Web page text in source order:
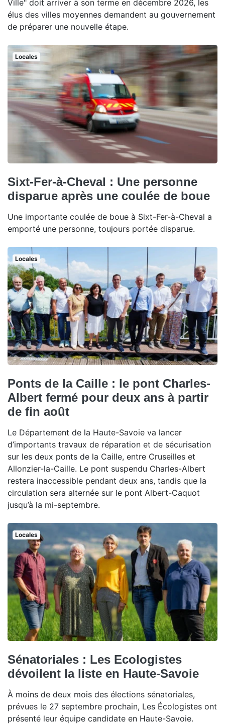
Ville" doit arriver à son terme en décembre 2026, les
élus des villes moyennes demandent au gouvernement
de préparer une nouvelle étape.
Locales
Sixt-Fer-à-Cheval : Une personne
disparue après une coulée de boue
Une importante coulée de boue à Sixt-Fer-à-Cheval a
emporté une personne, toujours portée disparue.
Locales
Ponts de la Caille : le pont Charles-
Albert fermé pour deux ans à partir
de fin août
Le Département de la Haute-Savoie va lancer
d’importants travaux de réparation et de sécurisation
sur les deux ponts de la Caille, entre Cruseilles et
Allonzier-la-Caille. Le pont suspendu Charles-Albert
restera inaccessible pendant deux ans, tandis que la
circulation sera alternée sur le pont Albert-Caquot
jusqu’à la mi-septembre.
Locales
Sénatoriales : Les Ecologistes
dévoilent la liste en Haute-Savoie
À moins de deux mois des élections sénatoriales,
prévues le 27 septembre prochain, Les Écologistes ont
présenté leur équipe candidate en Haute-Savoie.